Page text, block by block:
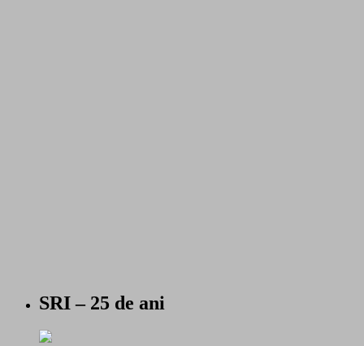
SRI – 25 de ani